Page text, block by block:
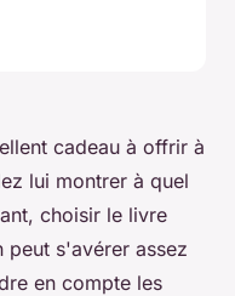
cadeau à offrir à
lui montrer à quel
choisir le livre
peut s'avérer assez
en compte les